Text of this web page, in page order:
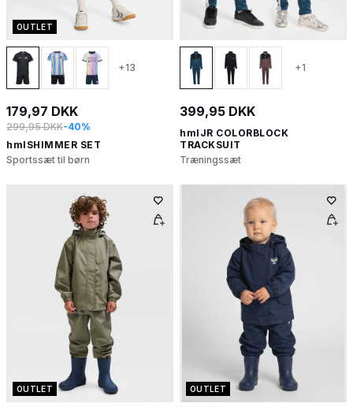
OUTLET
+13
179,97 DKK
299,95 DKK-40%
hmlSHIMMER SET
Sportssæt til børn
+1
399,95 DKK
hmlJR COLORBLOCK
TRACKSUIT
Træningssæt
OUTLET OUTLET